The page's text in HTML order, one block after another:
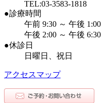
TEL:03-3583-1818
●診療時間
午前 9:30 ～ 午後 1:00
午後 2:00 ～ 午後 6:30
●休診日
日曜日、祝日
アクセスマップ